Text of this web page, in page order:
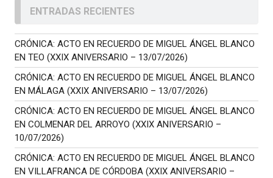
ENTRADAS RECIENTES
CRÓNICA: ACTO EN RECUERDO DE MIGUEL ÁNGEL BLANCO
EN TEO (XXIX ANIVERSARIO – 13/07/2026)
CRÓNICA: ACTO EN RECUERDO DE MIGUEL ÁNGEL BLANCO
EN MÁLAGA (XXIX ANIVERSARIO – 13/07/2026)
CRÓNICA: ACTO EN RECUERDO DE MIGUEL ÁNGEL BLANCO
EN COLMENAR DEL ARROYO (XXIX ANIVERSARIO –
10/07/2026)
CRÓNICA: ACTO EN RECUERDO DE MIGUEL ÁNGEL BLANCO
EN VILLAFRANCA DE CÓRDOBA (XXIX ANIVERSARIO –